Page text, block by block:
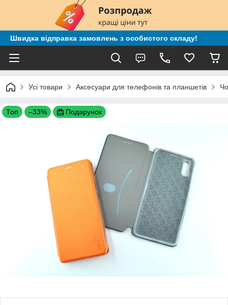
Швидка відправка замовлень з особистого складу!
Усі товари Аксесуари для телефонів та планшетів
Топ –33% Подарунок